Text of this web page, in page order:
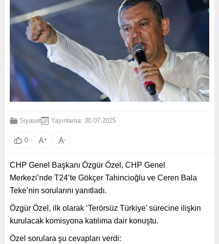
Siyaset Yayınlama: 30.07.2025
0 A+ A-
CHP Genel Başkanı Özgür Özel, CHP Genel
Merkezi’nde T24’te Gökçer Tahincioğlu ve Ceren Bala
Teke’nin sorularını yanıtladı.
Özgür Özel, ilk olarak ‘Terörsüz Türkiye’ sürecine ilişkin
kurulacak komisyona katılıma dair konuştu.
Özel sorulara şu cevapları verdi: